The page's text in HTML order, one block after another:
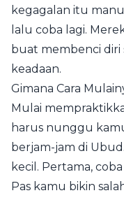
kegagalan itu
lalu coba lagi.
buat membenci diri
keadaan.
Gimana Cara
Mulai
harus nunggu
berjam-jam di
kecil. Pertama,
Pas kamu bikin